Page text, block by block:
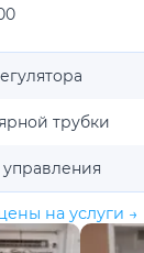
трубки
на услуги →